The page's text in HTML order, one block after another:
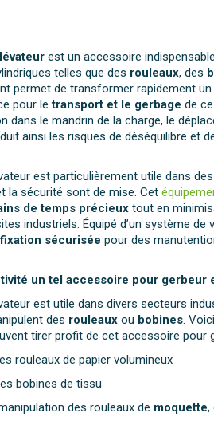
est un accessoire
telles que des rouleaux, des
permet de transformer rapidement
pour le transport et le gerbage de
dans le mandrin de la charge, le
ainsi les risques de déséquilibre et
est particulièrement utile dans
la sécurité sont de mise. Cet
de temps précieux tout en
industriels. Équipé d’un système de
fixation sécurisée pour des
un tel accessoire pour gerbeur
est utile dans divers secteurs
des rouleaux ou bobines.
tirer profit de cet accessoire pour
rouleaux de papier volumineux
bobines de tissu
des rouleaux de moquette,